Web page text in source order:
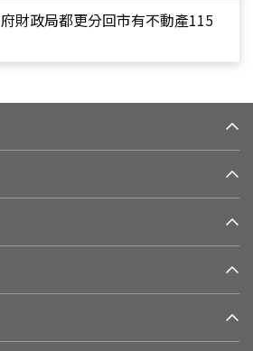
財政局都更分回市有不動產115